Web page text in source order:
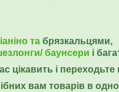
та брязкальцями,
баунсери і
цікавить і
вам товарів в